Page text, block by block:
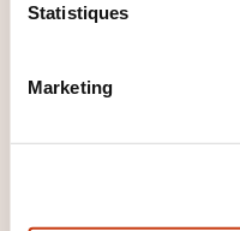
Statistiques
Marketing
Chaque participant doit